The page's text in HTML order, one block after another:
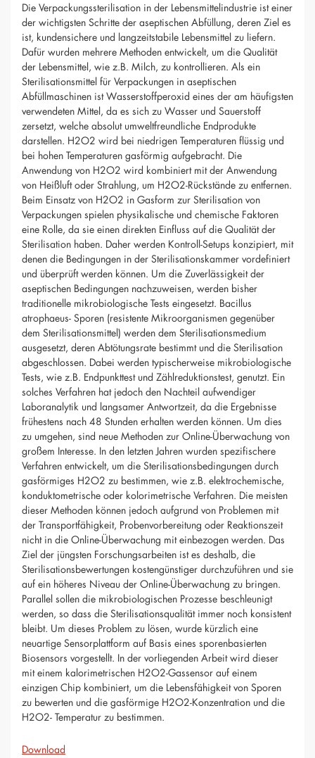
Die Verpackungssterilisation in der Lebensmittelindustrie ist einer
der wichtigsten Schritte der aseptischen Abfüllung, deren Ziel es
ist, kundensichere und langzeitstabile Lebensmittel zu liefern.
Dafür wurden mehrere Methoden entwickelt, um die Qualität
der Lebensmittel, wie z.B. Milch, zu kontrollieren. Als ein
Sterilisationsmittel für Verpackungen in aseptischen
Abfüllmaschinen ist Wasserstoffperoxid eines der am häufigsten
verwendeten Mittel, da es sich zu Wasser und Sauerstoff
zersetzt, welche absolut umweltfreundliche Endprodukte
darstellen. H2O2 wird bei niedrigen Temperaturen flüssig und
bei hohen Temperaturen gasförmig aufgebracht. Die
Anwendung von H2O2 wird kombiniert mit der Anwendung
von Heißluft oder Strahlung, um H2O2-Rückstände zu entfernen.
Beim Einsatz von H2O2 in Gasform zur Sterilisation von
Verpackungen spielen physikalische und chemische Faktoren
eine Rolle, da sie einen direkten Einfluss auf die Qualität der
Sterilisation haben. Daher werden Kontroll-Setups konzipiert, mit
denen die Bedingungen in der Sterilisationskammer vordefiniert
und überprüft werden können. Um die Zuverlässigkeit der
aseptischen Bedingungen nachzuweisen, werden bisher
traditionelle mikrobiologische Tests eingesetzt. Bacillus
atrophaeus- Sporen (resistente Mikroorganismen gegenüber
dem Sterilisationsmittel) werden dem Sterilisationsmedium
ausgesetzt, deren Abtötungsrate bestimmt und die Sterilisation
abgeschlossen. Dabei werden typischerweise mikrobiologische
Tests, wie z.B. Endpunkttest und Zählreduktionstest, genutzt. Ein
solches Verfahren hat jedoch den Nachteil aufwendiger
Laboranalytik und langsamer Antwortzeit, da die Ergebnisse
frühestens nach 48 Stunden erhalten werden können. Um dies
zu umgehen, sind neue Methoden zur Online-Überwachung von
großem Interesse. In den letzten Jahren wurden spezifischere
Verfahren entwickelt, um die Sterilisationsbedingungen durch
gasförmiges H2O2 zu bestimmen, wie z.B. elektrochemische,
konduktometrische oder kolorimetrische Verfahren. Die meisten
dieser Methoden können jedoch aufgrund von Problemen mit
der Transportfähigkeit, Probenvorbereitung oder Reaktionszeit
nicht in die Online-Überwachung mit einbezogen werden. Das
Ziel der jüngsten Forschungsarbeiten ist es deshalb, die
Sterilisationsbewertungen kostengünstiger durchzuführen und sie
auf ein höheres Niveau der Online-Überwachung zu bringen.
Parallel sollen die mikrobiologischen Prozesse beschleunigt
werden, so dass die Sterilisationsqualität immer noch konsistent
bleibt. Um dieses Problem zu lösen, wurde kürzlich eine
neuartige Sensorplattform auf Basis eines sporenbasierten
Biosensors vorgestellt. In der vorliegenden Arbeit wird dieser
mit einem kalorimetrischen H2O2-Gassensor auf einem
einzigen Chip kombiniert, um die Lebensfähigkeit von Sporen
zu bewerten und die gasförmige H2O2-Konzentration und die
H2O2- Temperatur zu bestimmen.
Download